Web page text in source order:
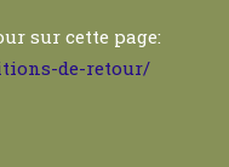
sur cette page:
de-retour/